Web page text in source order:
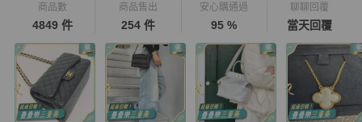
商品數
4849 件
商品售出
254 件
安心購通過
95 %
聊聊回覆
當天回覆